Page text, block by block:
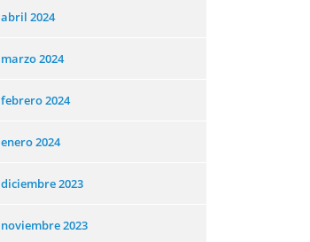
abril 2024
marzo 2024
febrero 2024
enero 2024
diciembre 2023
noviembre 2023